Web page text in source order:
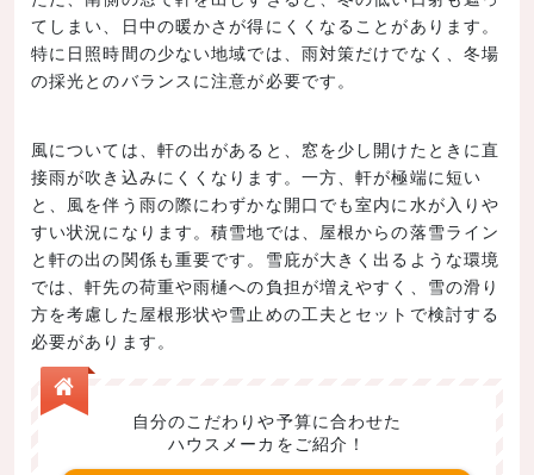
てしまい、日中の暖かさが得にくくなることがあります。
特に日照時間の少ない地域では、雨対策だけでなく、冬場
の採光とのバランスに注意が必要です。
風については、軒の出があると、窓を少し開けたときに直
接雨が吹き込みにくくなります。一方、軒が極端に短い
と、風を伴う雨の際にわずかな開口でも室内に水が入りや
すい状況になります。積雪地では、屋根からの落雪ライン
と軒の出の関係も重要です。雪庇が大きく出るような環境
では、軒先の荷重や雨樋への負担が増えやすく、雪の滑り
方を考慮した屋根形状や雪止めの工夫とセットで検討する
必要があります。
自分のこだわりや予算に合わせた
ハウスメーカをご紹介！